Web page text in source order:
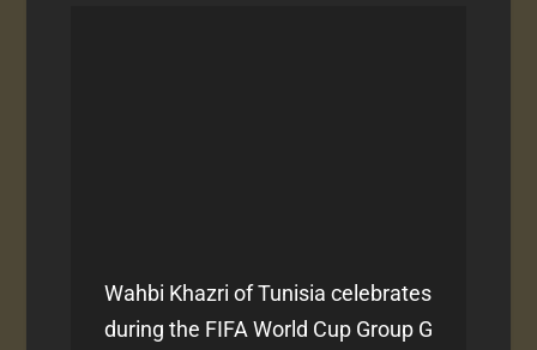
Wahbi Khazri of Tunisia celebrates
during the FIFA World Cup Group G